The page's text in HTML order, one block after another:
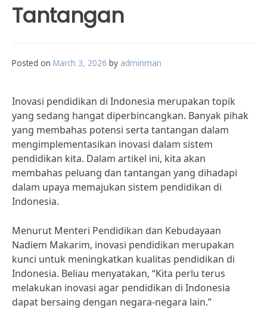
Tantangan
Posted on March 3, 2026 by adminman
Inovasi pendidikan di Indonesia merupakan topik
yang sedang hangat diperbincangkan. Banyak pihak
yang membahas potensi serta tantangan dalam
mengimplementasikan inovasi dalam sistem
pendidikan kita. Dalam artikel ini, kita akan
membahas peluang dan tantangan yang dihadapi
dalam upaya memajukan sistem pendidikan di
Indonesia.
Menurut Menteri Pendidikan dan Kebudayaan
Nadiem Makarim, inovasi pendidikan merupakan
kunci untuk meningkatkan kualitas pendidikan di
Indonesia. Beliau menyatakan, “Kita perlu terus
melakukan inovasi agar pendidikan di Indonesia
dapat bersaing dengan negara-negara lain.”